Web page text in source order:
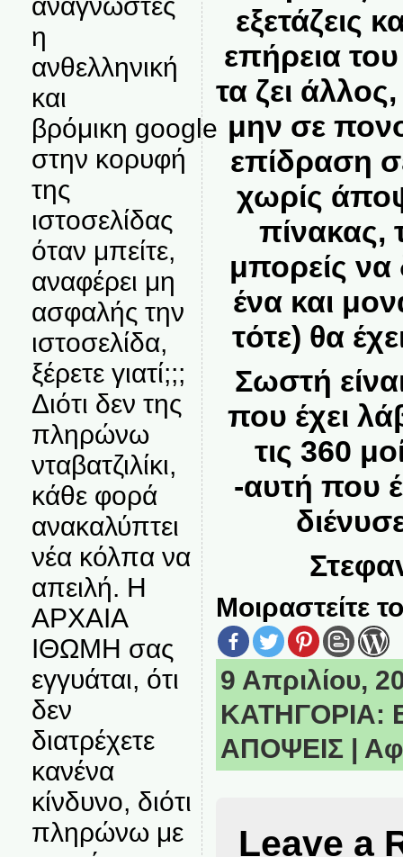
η
ανθελληνική
και
βρόμικη google
στην κορυφή
της
ιστοσελίδας
όταν μπείτε,
αναφέρει μη
ασφαλής την
ιστοσελίδα,
ξέρετε γιατί;;;
Διότι δεν της
πληρώνω
νταβατζιλίκι,
κάθε φορά
ανακαλύπτει
νέα κόλπα να
απειλή. Η
ΑΡΧΑΙΑ
ΙΘΩΜΗ σας
εγγυάται, ότι
δεν
διατρέχετε
κανένα
κίνδυνο, διότι
πληρώνω με
εξετάζεις
επήρεια
τα ζει
μην σε
επίδραση
χωρίς
πίνακας,
μπορείς να
ένα και
τότε) θα
Σωστή
που έχει
τις 360
-αυτή που
Μοιραστείτε
9 Απριλίου,
ΚΑΤΗΓΟΡΙΑ:
ΑΠΟΨΕΙΣ |
Leave a